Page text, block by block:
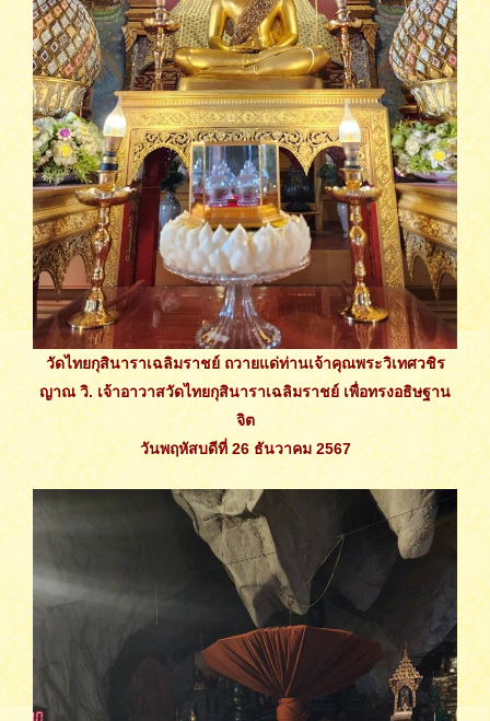
วัดไทยกุสินาราเฉลิมราชย์ ถวายแด่ท่านเจ้าคุณพระวิเทศวชิร
ญาณ วิ. เจ้าอาวาสวัดไทยกุสินาราเฉลิมราชย์ เพื่อทรงอธิษฐาน
จิต
วันพฤหัสบดีที่ 26 ธันวาคม 2567